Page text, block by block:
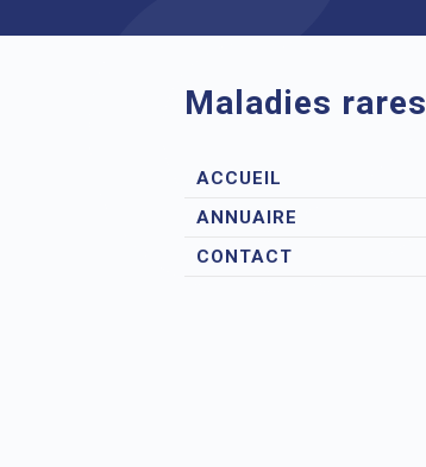
Maladies rares
ACCUEIL
ANNUAIRE
CONTACT